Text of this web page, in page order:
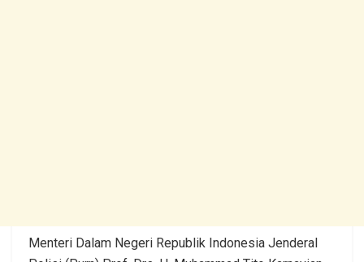
Menteri Dalam Negeri Republik Indonesia Jenderal